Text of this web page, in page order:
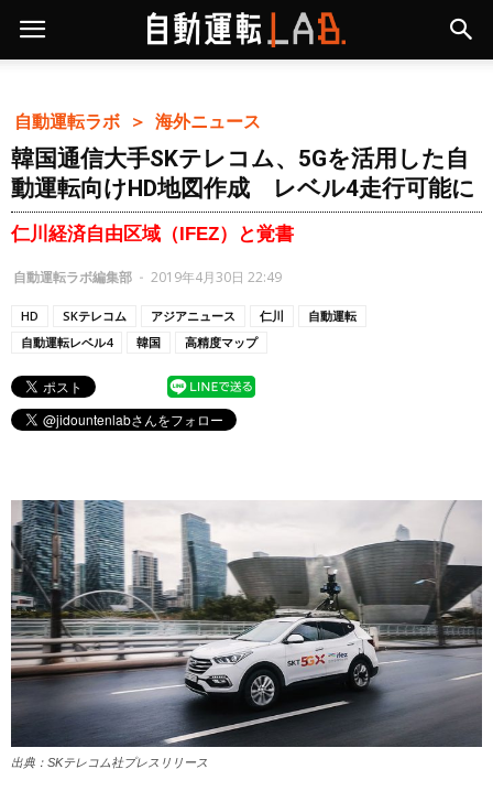
自動運転ラボ ＞ 海外ニュース
韓国通信大手SKテレコム、5Gを活用した自
動運転向けHD地図作成 レベル4走行可能に
仁川経済自由区域（IFEZ）と覚書
自動運転ラボ編集部 - 2019年4月30日 22:49
HD SKテレコム アジアニュース 仁川
自動運転
自動運転レベル4
韓国 高精度マップ
出典：SKテレコム社プレスリリース